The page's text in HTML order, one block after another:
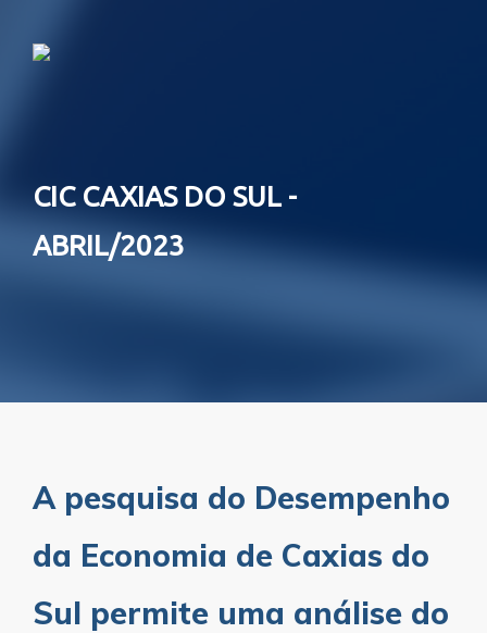
CIC CAXIAS DO SUL -
ABRIL/2023
A pesquisa do Desempenho
da Economia de Caxias do
Sul permite uma análise do